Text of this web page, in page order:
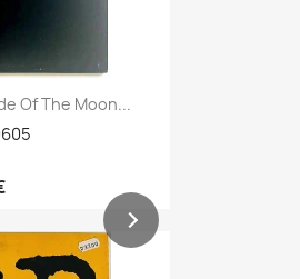
Of The Moon...